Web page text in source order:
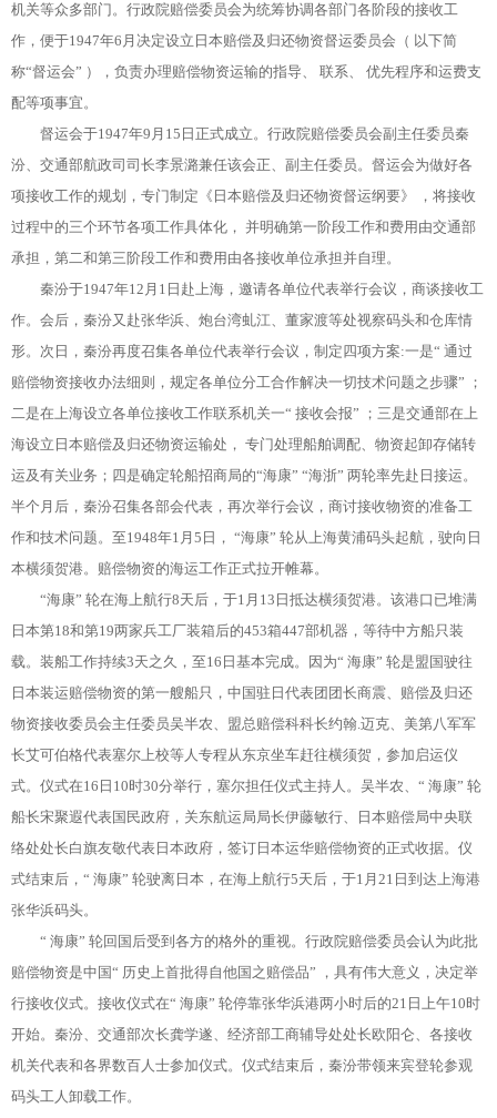
机关等众多部门。行政院赔偿委员会为统筹协调各部门各阶段的接收工
作，便于1947年6月决定设立日本赔偿及归还物资督运委员会（ 以下简
称“督运会” ），负责办理赔偿物资运输的指导、 联系、 优先程序和运费支
配等项事宜。
督运会于1947年9月15日正式成立。行政院赔偿委员会副主任委员秦
汾、交通部航政司司长李景潞兼任该会正、副主任委员。督运会为做好各
项接收工作的规划，专门制定《日本赔偿及归还物资督运纲要》 ，将接收
过程中的三个环节各项工作具体化， 并明确第一阶段工作和费用由交通部
承担，第二和第三阶段工作和费用由各接收单位承担并自理。
秦汾于1947年12月1日赴上海，邀请各单位代表举行会议，商谈接收工
作。会后，秦汾又赴张华浜、炮台湾虬江、董家渡等处视察码头和仓库情
形。次日，秦汾再度召集各单位代表举行会议，制定四项方案:一是“ 通过
赔偿物资接收办法细则，规定各单位分工合作解决一切技术问题之步骤” ；
二是在上海设立各单位接收工作联系机关一“ 接收会报” ；三是交通部在上
海设立日本赔偿及归还物资运输处， 专门处理船舶调配、物资起卸存储转
运及有关业务；四是确定轮船招商局的“海康” “海浙” 两轮率先赴日接运。
半个月后，秦汾召集各部会代表，再次举行会议，商讨接收物资的准备工
作和技术问题。至1948年1月5日， “海康” 轮从上海黄浦码头起航，驶向日
本横须贺港。赔偿物资的海运工作正式拉开帷幕。
“海康” 轮在海上航行8天后，于1月13日抵达横须贺港。该港口已堆满
日本第18和第19两家兵工厂装箱后的453箱447部机器，等待中方船只装
载。装船工作持续3天之久，至16日基本完成。因为“ 海康” 轮是盟国驶往
日本装运赔偿物资的第一艘船只，中国驻日代表团团长商震、赔偿及归还
物资接收委员会主任委员吴半农、盟总赔偿科科长约翰.迈克、美第八军军
长艾可伯格代表塞尔上校等人专程从东京坐车赶往横须贺，参加启运仪
式。仪式在16日10时30分举行，塞尔担任仪式主持人。吴半农、“ 海康” 轮
船长宋聚遐代表国民政府，关东航运局局长伊藤敏行、日本赔偿局中央联
络处处长白旗友敬代表日本政府，签订日本运华赔偿物资的正式收据。仪
式结束后，“ 海康” 轮驶离日本，在海上航行5天后，于1月21日到达上海港
张华浜码头。
“ 海康” 轮回国后受到各方的格外的重视。行政院赔偿委员会认为此批
赔偿物资是中国“ 历史上首批得自他国之赔偿品” ，具有伟大意义，决定举
行接收仪式。接收仪式在“ 海康” 轮停靠张华浜港两小时后的21日上午10时
开始。秦汾、交通部次长龚学遂、经济部工商辅导处处长欧阳仑、各接收
机关代表和各界数百人士参加仪式。仪式结束后，秦汾带领来宾登轮参观
码头工人卸载工作。